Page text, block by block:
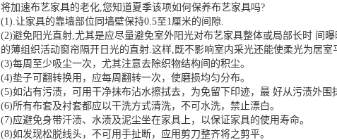
将加速布艺家具的老化,您知道夏季该项如何保养布艺家具吗?
(1).让家具的靠墙部位同墙壁保持0.5至1厘米的间隙.
(2)避免阳光直射,尤其是应尽量避免室外阳光对布艺家具整体或局部长时 间
的薄组织活动窗帘隔开日光的直射.这样,既不影响室内采光还能使柔光为居室
(3)每周至少吸尘一次，尤其注意去除织物结构间的积尘。
(4)垫子可翻转换用，应每周翻转一次，使磨损均匀分布。
(5)如沾有污渍，可用干净抹布沾水擦拭去，为免留下印迹，最 好从污渍外围
(6)所有布套及衬套都应以干洗方式清洗，不可水洗，禁止漂白。
(7)应避免身带汗渍、水渍及泥尘坐在家具上，以保证家具的使用寿命。
(8)如发现松脱线头，不可用手扯断，应用剪刀整齐将之剪平。